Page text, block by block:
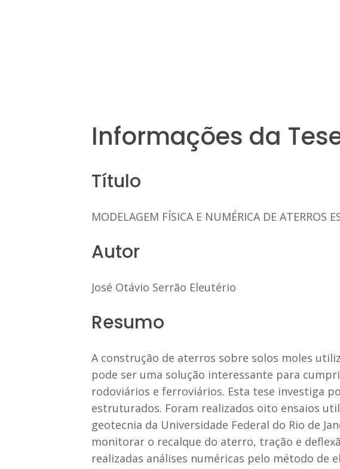
Informações da
Título
MODELAGEM FÍSICA E NUMÉRICA DE ATERROS
Autor
José Otávio Serrão Eleutério
Resumo
A construção de aterros sobre solos moles
pode ser uma solução interessante para
rodoviários e ferroviários. Esta tese investiga
estruturados. Foram realizados oito ensaios
geotecnia da Universidade Federal do Rio de
monitorar o recalque do aterro, tração e
realizadas análises numéricas pelo método